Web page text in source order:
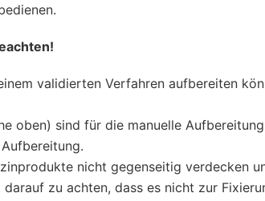
validierten Verfahren auf­bereiten
oben) sind für die manuelle
nicht gegenseitig ver­decken
zu achten, dass es nicht zur